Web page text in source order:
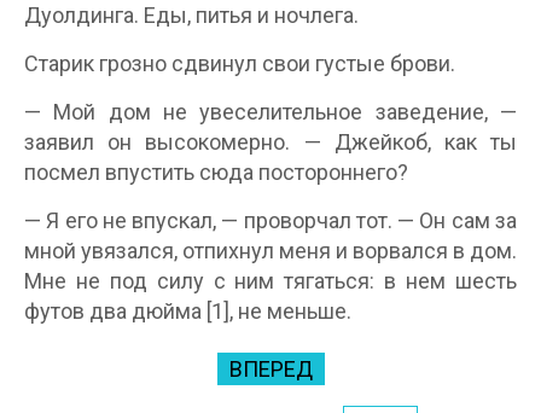
Дуолдинга. Еды, питья и ночлега.
Старик грозно сдвинул свои густые брови.
— Мой дом не увеселительное заведение, —
заявил он высокомерно. — Джейкоб, как ты
посмел впустить сюда постороннего?
— Я его не впускал, — проворчал тот. — Он сам за
мной увязался, отпихнул меня и ворвался в дом.
Мне не под силу с ним тягаться: в нем шесть
футов два дюйма [1], не меньше.
ВПЕРЕД